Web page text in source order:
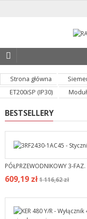
Strona główna
ET200iSP (IP30)
BESTSELLERY
PÓŁPRZEWODNIKOWY 3-
609,19 zł1 116,62 zł